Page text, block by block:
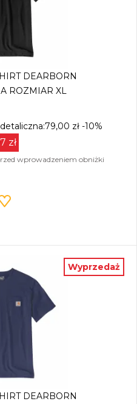
DEARBORN
ROZMIAR XL
zł -10%
zł
wprowadzeniem obniżki
Wyprzedaż
DEARBORN